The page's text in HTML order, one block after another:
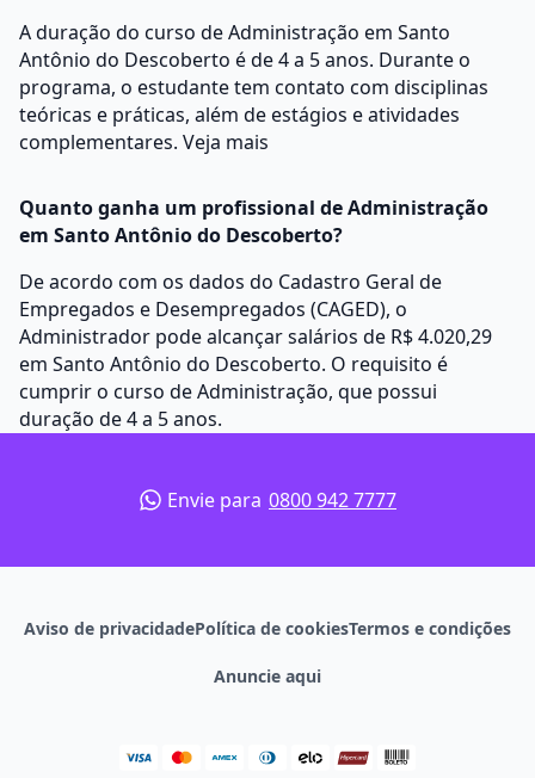
A duração do curso de Administração em Santo
Antônio do Descoberto é de 4 a 5 anos. Durante o
programa, o estudante tem contato com disciplinas
teóricas e práticas, além de estágios e atividades
complementares. Veja mais
Quanto ganha um profissional de Administração
em Santo Antônio do Descoberto?
De acordo com os dados do Cadastro Geral de
Empregados e Desempregados (CAGED), o
Administrador pode alcançar salários de R$ 4.020,29
em Santo Antônio do Descoberto. O requisito é
cumprir o curso de Administração, que possui
duração de 4 a 5 anos.
Envie para 0800 942 7777
Aviso de privacidadePolítica de cookiesTermos e condições
Anuncie aqui